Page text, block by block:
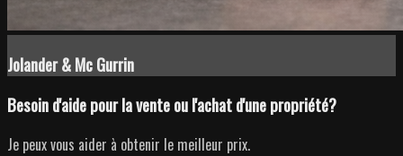
Jolander & Mc Gurrin
Besoin d'aide pour la vente ou l'achat d'une propriété?
Je peux vous aider à obtenir le meilleur prix.